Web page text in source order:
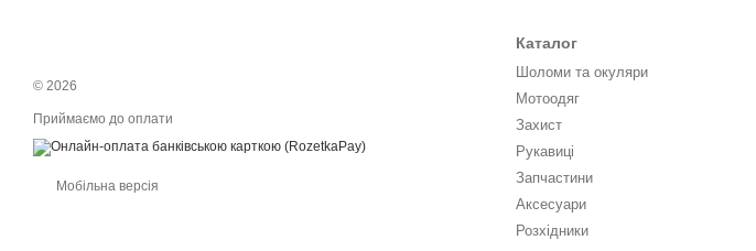
© 2026
Приймаємо до оплати
Мобільна версія
Каталог
Шоломи та окуляри
Мотоодяг
Захист
Рукавиці
Запчастини
Аксесуари
Розхідники